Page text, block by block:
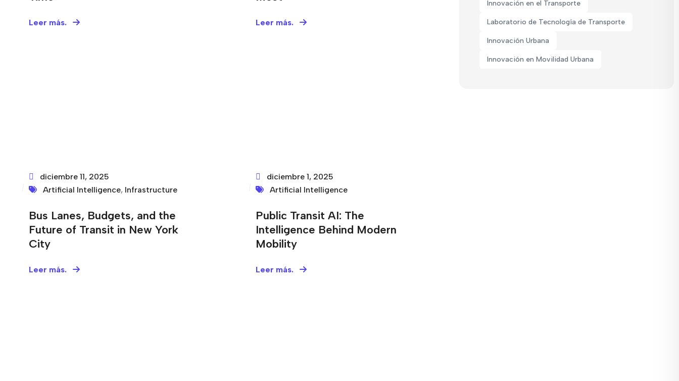
Leer más. Leer más.
diciembre 11, 2025
Artificial Intelligence, Infrastructure
Bus Lanes, Budgets, and the
Future of Transit in New York
City
Leer más.
diciembre 1, 2025
Artificial Intelligence
Public Transit AI: The
Intelligence Behind Modern
Mobility
Leer más.
Innovación en el Transporte
Laboratorio de Tecnología de Transporte
Innovación Urbana
Innovación en Movilidad Urbana